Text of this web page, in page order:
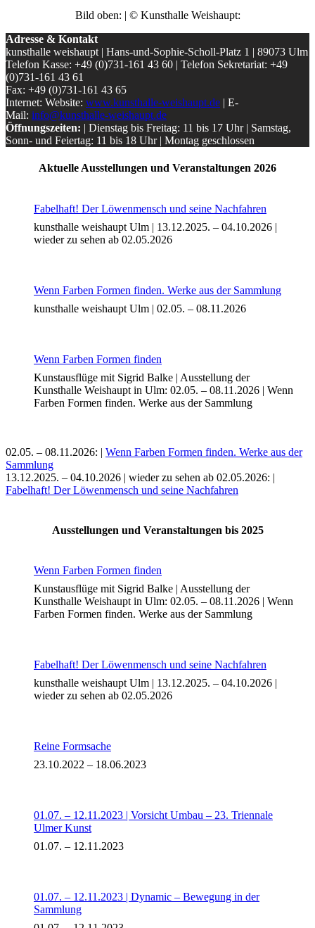
Buchtipps von Prof. Uli Rothfuss
Harald Schwiers
Buchbesprechungen von Harald Schwiers
Haralds Streifzüge
Marc Peschke – Out of The Länd
Buchtipps von Uli Rothfuss
Hausbesuche
Frederick D. Bunsen – Kunst
Kunst geht weiter.
Bild oben: | © Kunsthalle Weishaupt:
Adresse & Kontakt
kunsthalle weishaupt | Hans-und-Sophie-Scholl-Platz 1 | 89073 Ulm
Telefon Kasse: +49 (0)731-161 43 60 | Telefon Sekretariat: +49
(0)731-161 43 61
Fax: +49 (0)731-161 43 65
Internet: Website: www.kunsthalle-weishaupt.de | E-
Mail: info@kunsthalle-weishaupt.de
Öffnungszeiten: | Dienstag bis Freitag: 11 bis 17 Uhr | Samstag,
Sonn- und Feiertag: 11 bis 18 Uhr | Montag geschlossen
Aktuelle Ausstellungen und Veranstaltungen 2026
Fabelhaft! Der Löwenmensch und seine Nachfahren
kunsthalle weishaupt Ulm | 13.12.2025. – 04.10.2026 |
wieder zu sehen ab 02.05.2026
Wenn Farben Formen finden. Werke aus der Sammlung
kunsthalle weishaupt Ulm | 02.05. – 08.11.2026
Wenn Farben Formen finden
Kunstausflüge mit Sigrid Balke | Ausstellung der
Kunsthalle Weishaupt in Ulm: 02.05. – 08.11.2026 | Wenn
Farben Formen finden. Werke aus der Sammlung
02.05. – 08.11.2026: | Wenn Farben Formen finden. Werke aus der
Sammlung
13.12.2025. – 04.10.2026 | wieder zu sehen ab 02.05.2026: |
Fabelhaft! Der Löwenmensch und seine Nachfahren
Ausstellungen und Veranstaltungen bis 2025
Wenn Farben Formen finden
Kunstausflüge mit Sigrid Balke | Ausstellung der
Kunsthalle Weishaupt in Ulm: 02.05. – 08.11.2026 | Wenn
Farben Formen finden. Werke aus der Sammlung
Fabelhaft! Der Löwenmensch und seine Nachfahren
kunsthalle weishaupt Ulm | 13.12.2025. – 04.10.2026 |
wieder zu sehen ab 02.05.2026
Reine Formsache
23.10.2022 – 18.06.2023
01.07. – 12.11.2023 | Vorsicht Umbau – 23. Triennale
Ulmer Kunst
01.07. – 12.11.2023
01.07. – 12.11.2023 | Dynamic – Bewegung in der
Sammlung